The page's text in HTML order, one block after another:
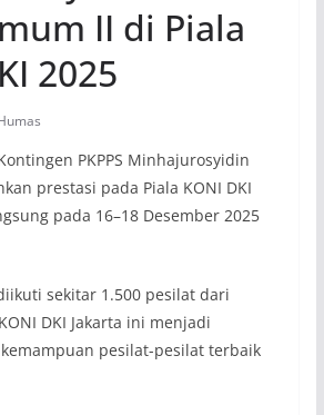
II di Piala
2025
PKPPS Minhajurosyidin
prestasi pada Piala KONI DKI
pada 16–18 Desember 2025
sekitar 1.500 pesilat dari
DKI Jakarta ini menjadi
pesilat-pesilat terbaik